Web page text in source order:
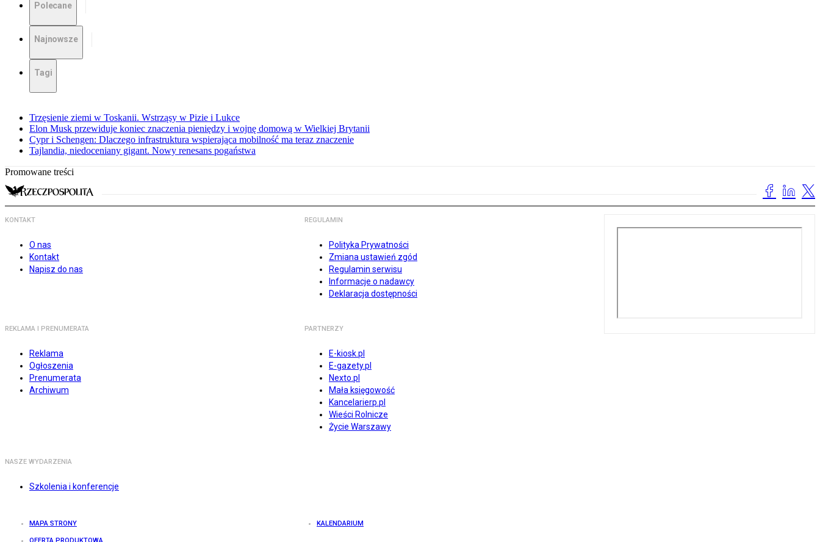
Polecane
Najnowsze
Tagi
Trzęsienie ziemi w Toskanii. Wstrząsy w Pizie i Lukce
Elon Musk przewiduje koniec znaczenia pieniędzy i wojnę domową w Wielkiej Brytanii
Cypr i Schengen: Dlaczego infrastruktura wspierająca mobilność ma teraz znaczenie
Tajlandia, niedoceniany gigant. Nowy renesans pogaństwa
Promowane treści
KONTAKT
O nas
Kontakt
Napisz do nas
REGULAMIN
Polityka Prywatności
Zmiana ustawień zgód
Regulamin serwisu
Informacje o nadawcy
Deklaracja dostępności
REKLAMA I PRENUMERATA
Reklama
Ogłoszenia
Prenumerata
Archiwum
PARTNERZY
E-kiosk.pl
E-gazety.pl
Nexto.pl
Mała księgowość
Kancelarierp.pl
Wieści Rolnicze
Życie Warszawy
NASZE WYDARZENIA
Szkolenia i konferencje
MAPA STRONY KALENDARIUM